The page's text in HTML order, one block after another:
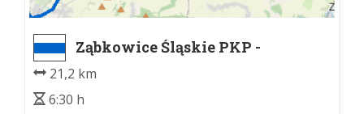
Ząbkowice Śląskie PKP -
Henryków, st. kol.
21,2 km
6:30 h